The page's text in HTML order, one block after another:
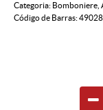
Categoria: Bomboniere
Código de Barras: